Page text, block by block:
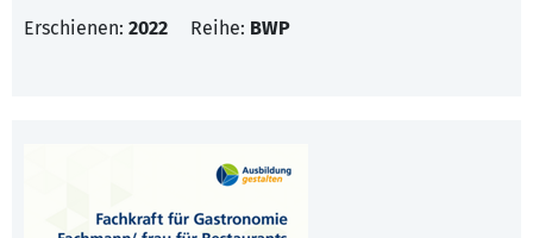
Erschienen: 2022 Reihe: BWP